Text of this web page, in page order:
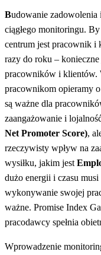
Budowanie
ciągłego monitoringu.
centrum jest pracownik i
razy do roku – konieczne
pracowników i klientów.
pracownikom opieramy
są ważne dla
zaangażowanie i
Net Promoter Score),
rzeczywisty wpływ na
wysiłku, jakim jest
dużo energii i czasu
wykonywanie swojej
ważne. Promise Index
pracodawcy spełnia
Wprowadzenie